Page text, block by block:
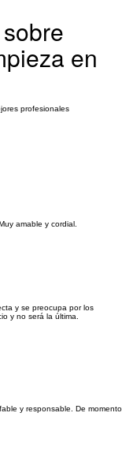
en
profesionales
amable y cordial.
y se preocupa por los
y no será la última.
y responsable. De momento